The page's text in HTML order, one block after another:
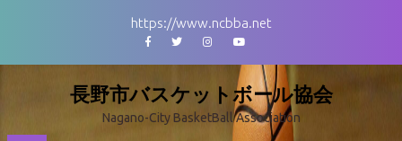
https://www.ncbba.net
FacebookTwitterInstagram
長野市バスケットボール協会
Nagano-City BasketBall Association